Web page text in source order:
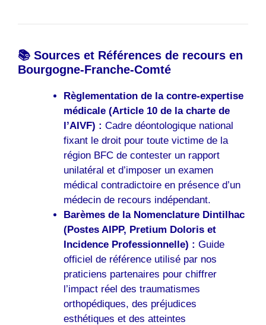
📚 Sources et Références de recours en
Bourgogne-Franche-Comté
Règlementation de la contre-expertise
médicale (Article 10 de la charte de
l’AIVF) : Cadre déontologique national
fixant le droit pour toute victime de la
région BFC de contester un rapport
unilatéral et d’imposer un examen
médical contradictoire en présence d’un
médecin de recours indépendant.
Barèmes de la Nomenclature Dintilhac
(Postes AIPP, Pretium Doloris et
Incidence Professionnelle) : Guide
officiel de référence utilisé par nos
praticiens partenaires pour chiffrer
l’impact réel des traumatismes
orthopédiques, des préjudices
esthétiques et des atteintes